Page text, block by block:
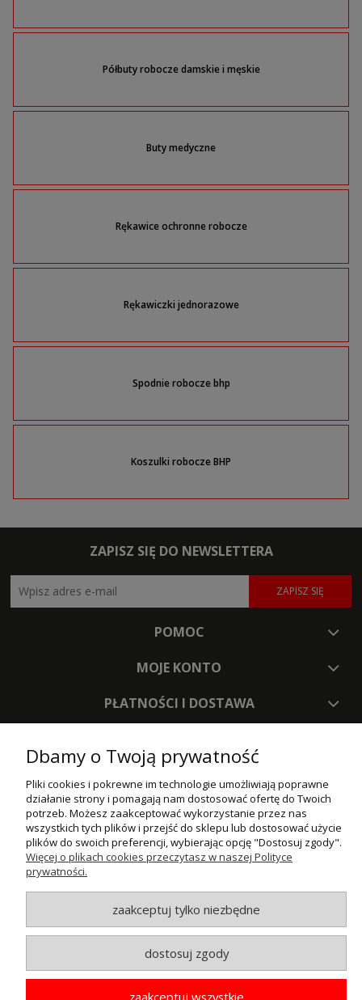
Półbuty robocze damskie i męskie
Buty medyczne
Rękawice ochronne robocze
Rękawiczki jednorazowe
Spodnie robocze bhp
Koszulki robocze BHP
ZAPISZ SIĘ DO NEWSLETTERA
ZAPISZ SIĘ
POMOC
MOJE KONTO
PŁATNOŚCI I DOSTAWA
© MAXSOTE 2026.Wszystkie prawa zastrzeżone.
Dbamy o Twoją prywatność
Pliki cookies i pokrewne im technologie umożliwiają poprawne
działanie strony i pomagają nam dostosować ofertę do Twoich
potrzeb. Możesz zaakceptować wykorzystanie przez nas
wszystkich tych plików i przejść do sklepu lub dostosować użycie
plików do swoich preferencji, wybierając opcję "Dostosuj zgody".
Więcej o plikach cookies przeczytasz w naszej Polityce
prywatności.
zaakceptuj tylko niezbędne
dostosuj zgody
zaakceptuj wszystkie